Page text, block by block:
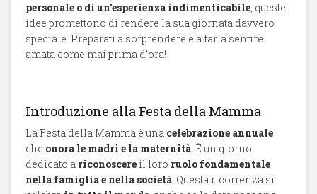
personale o di un’esperienza indimenticabile, queste
idee promettono di rendere la sua giornata davvero
speciale. Preparati a sorprendere e a farla sentire
amata come mai prima d’ora!
Introduzione alla Festa della Mamma
La Festa della Mamma è una celebrazione annuale
che onora le madri e la maternità. È un giorno
dedicato a riconoscere il loro ruolo fondamentale
nella famiglia e nella società. Questa ricorrenza si